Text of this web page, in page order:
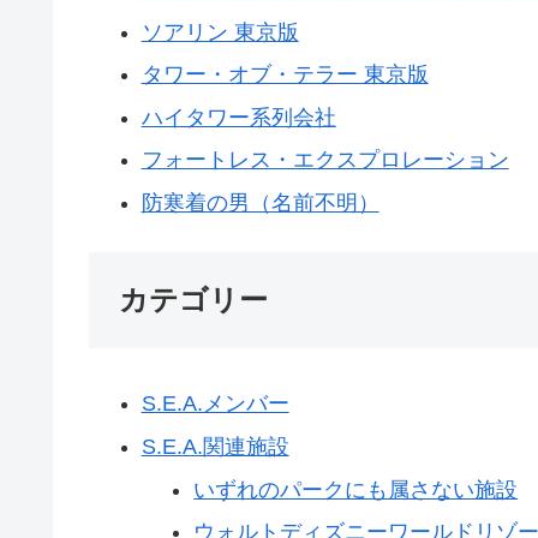
ソアリン 東京版
タワー・オブ・テラー 東京版
ハイタワー系列会社
フォートレス・エクスプロレーション
防寒着の男（名前不明）
カテゴリー
S.E.A.メンバー
S.E.A.関連施設
いずれのパークにも属さない施設
ウォルトディズニーワールドリゾ